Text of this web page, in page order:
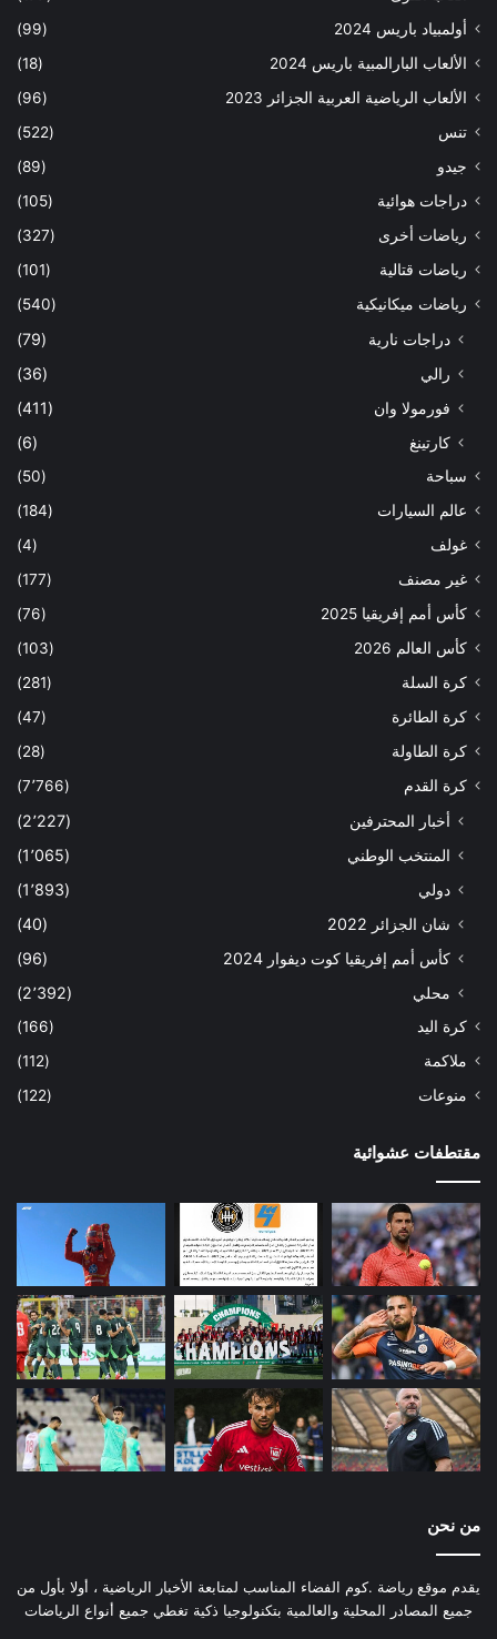
أولمبياد باريس 2024
(99)
الألعاب البارالمبية باريس 2024
(18)
الألعاب الرياضية العربية الجزائر 2023
(96)
تنس
(522)
جيدو
(89)
دراجات هوائية
(105)
رياضات أخرى
(327)
رياضات قتالية
(101)
رياضات ميكانيكية
(540)
دراجات نارية
(79)
رالي
(36)
فورمولا وان
(411)
كارتينغ
(6)
سباحة
(50)
عالم السيارات
(184)
غولف
(4)
غير مصنف
(177)
كأس أمم إفريقيا 2025
(76)
كأس العالم 2026
(103)
كرة السلة
(281)
كرة الطائرة
(47)
كرة الطاولة
(28)
كرة القدم
(7٬766)
أخبار المحترفين
(2٬227)
المنتخب الوطني
(1٬065)
دولي
(1٬893)
شان الجزائر 2022
(40)
كأس أمم إفريقيا كوت ديفوار 2024
(96)
محلي
(2٬392)
كرة اليد
(166)
ملاكمة
(112)
منوعات
(122)
مقتطفات عشوائية
من نحن
يقدم موقع رياضة .كوم الفضاء المناسب لمتابعة الأخبار الرياضية ، أولا بأول من
جميع المصادر المحلية والعالمية بتكنولوجيا ذكية تغطي جميع أنواع الرياضات